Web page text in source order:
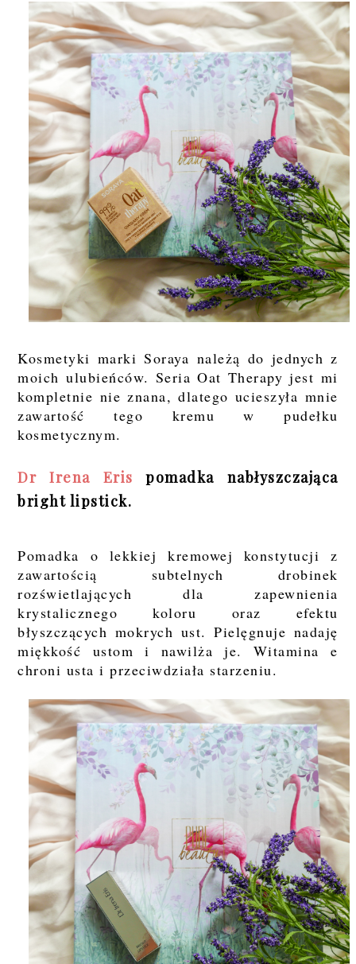
Kosmetyki marki Soraya należą do jednych z
moich ulubieńców. Seria Oat Therapy jest mi
kompletnie nie znana, dlatego ucieszyła mnie
zawartość tego kremu w pudełku
kosmetycznym.
Dr Irena Eris pomadka nabłyszczająca
bright lipstick.
Pomadka o lekkiej kremowej konstytucji z
zawartością subtelnych drobinek
rozświetlających dla zapewnienia
krystalicznego koloru oraz efektu
błyszczących mokrych ust. Pielęgnuje nadaję
miękkość ustom i nawilża je. Witamina e
chroni usta i przeciwdziała starzeniu.